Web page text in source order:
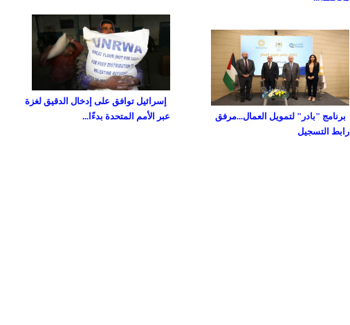
برنامج "بادر" لتمويل العمال...مرفق
رابط التسجيل
إسرائيل توافق على إدخال الدقيق لغزة
عبر الأمم المتحدة بدءًا...